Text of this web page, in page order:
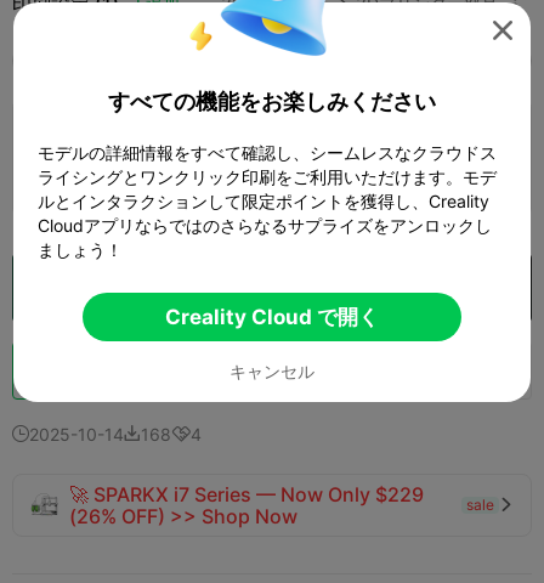
  
0.2mm layer, 3 walls, 10% infill
著者  14m 47s  1 プレート  3.27g
140 121
2025-10-141684
🚀 SPARKX i7 Series — Now Only $229
(26% OFF) >> Shop Now
sale 

すべての機能をお楽しみください
モデルの詳細情報をすべて確認し、シームレスなクラウドス
ライシングとワンクリック印刷をご利用いただけます。モデ
ルとインタラクションして限定ポイントを獲得し、Creality
Cloudアプリならではのさらなるサプライズをアンロックし
ましょう！
Creality Cloud で開く
キャンセル